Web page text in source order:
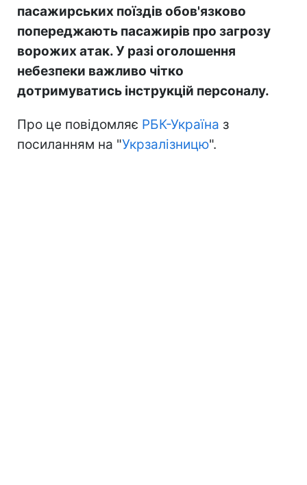
пасажирських поїздів обов'язково
попереджають пасажирів про загрозу
ворожих атак. У разі оголошення
небезпеки важливо чітко
дотримуватись інструкцій персоналу.
Про це повідомляє РБК-Україна з
посиланням на "Укрзалізницю".